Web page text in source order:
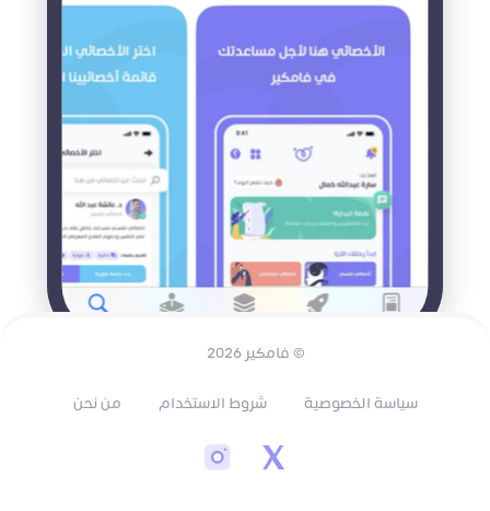
© فامكير 2026
سياسة الخصوصية شروط الاستخدام من نحن